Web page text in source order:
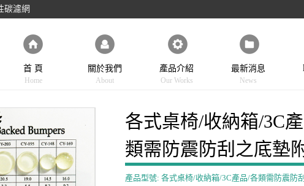
碳濾網
首 頁
Home
關於我們
About
產品介紹
Our Works
最新消息
News
各式桌椅/收納箱/3C
類需防震防刮之底墊
產品型號: 各式桌椅/收納箱/3C產品/各類需防震防